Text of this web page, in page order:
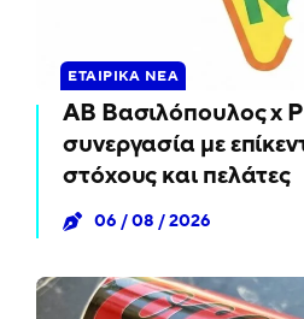
ΕΤΑΙΡΙΚΆ ΝΈΑ
ΑΒ Βασιλόπουλος x
συνεργασία με
στόχους και πελάτες
06 / 08 / 2026